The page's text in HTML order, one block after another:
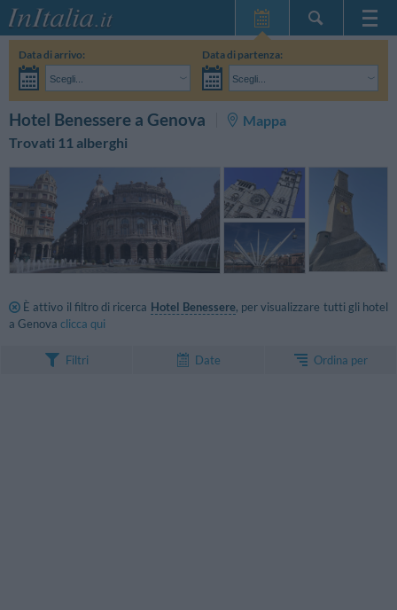
Home Page
Le mie Prenotazioni
InItalia Club
Lingua
Data di arrivo:
Scegli...
Data di partenza:
Scegli...
Hotel Benessere a Genova
Mappa
Trovati 11 alberghi
È attivo il filtro di ricerca Hotel Benessere, per visualizzare tutti gli hotel
a Genova clicca qui
Filtri Date Ordina per